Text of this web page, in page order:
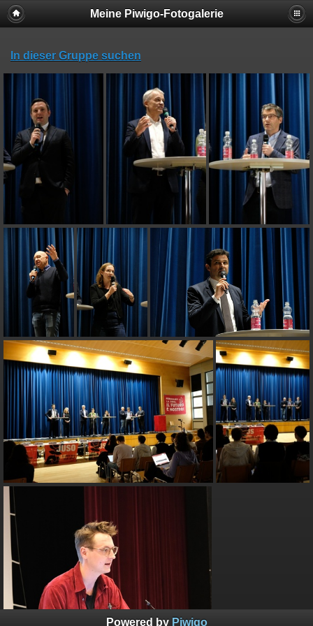
Meine Piwigo-Fotogalerie
In dieser Gruppe suchen
Powered by Piwigo